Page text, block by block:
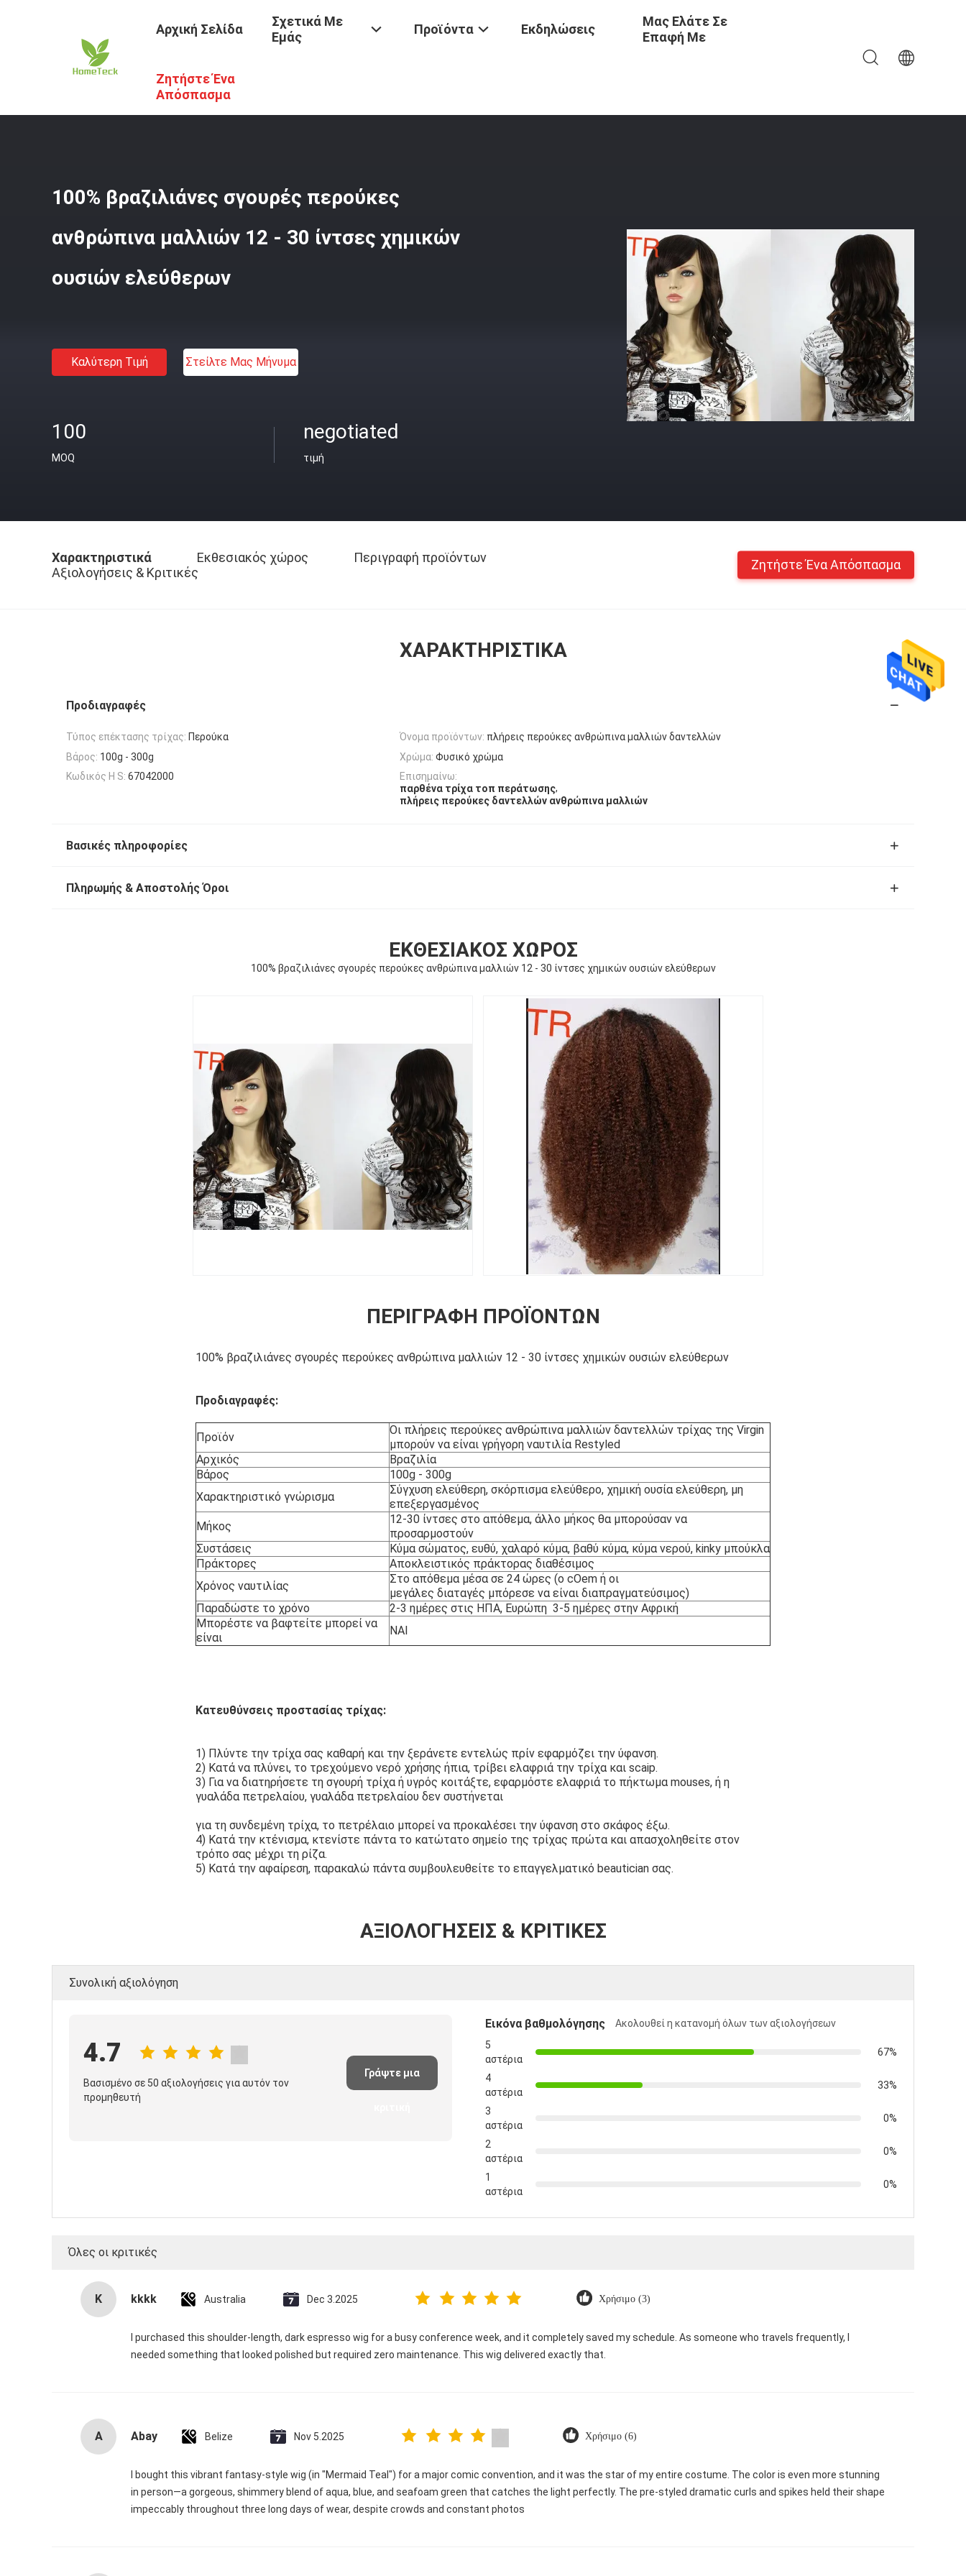
Αρχική Σελίδα
Σχετικά Με
Εμάς
Προϊόντα Εκδηλώσεις
Μας Ελάτε Σε
Επαφή Με
Ζητήστε Ένα
Απόσπασμα
Αρχική Σελίδα Προϊόντα / Περούκες Με Σγουρά Ανθρώπινα Μαλλιά
100% βραζιλιάνες σγουρές περούκες
ανθρώπινα μαλλιών 12 - 30 ίντσες χημικών
ουσιών ελεύθερων
Καλύτερη Τιμή Στείλτε Μας Μήνυμα
100
MOQ
negotiated
τιμή
Χαρακτηριστικά Εκθεσιακός χώρος
Περιγραφή προϊόντων
Αξιολογήσεις & Κριτικές
Ζητήστε Ένα Απόσπασμα
ΧΑΡΑΚΤΗΡΙΣΤΙΚΆ
Προδιαγραφές
Τύπος επέκτασης τρίχας: Περούκα Όνομα προϊόντων: πλήρεις περούκες ανθρώπινα μαλλιών δαντελλών
Βάρος: 100g - 300g Χρώμα: Φυσικό χρώμα
Κωδικός H S: 67042000
Επισημαίνω:
παρθένα τρίχα τοπ περάτωσης,
πλήρεις περούκες δαντελλών ανθρώπινα μαλλιών
Βασικές πληροφορίες
Πληρωμής & Αποστολής Όροι
ΕΚΘΕΣΙΑΚΌΣ ΧΏΡΟΣ
100% βραζιλιάνες σγουρές περούκες ανθρώπινα μαλλιών 12 - 30 ίντσες χημικών ουσιών ελεύθερων
ΠΕΡΙΓΡΑΦΉ ΠΡΟΪΌΝΤΩΝ
100% βραζιλιάνες σγουρές περούκες ανθρώπινα μαλλιών 12 - 30 ίντσες χημικών ουσιών ελεύθερων
Προδιαγραφές:
Προϊόν
Οι πλήρεις περούκες ανθρώπινα μαλλιών δαντελλών τρίχας της Virgin
μπορούν να είναι γρήγορη ναυτιλία Restyled
Αρχικός
Βραζιλία
Βάρος
100g - 300g
Χαρακτηριστικό γνώρισμα
Σύγχυση ελεύθερη, σκόρπισμα ελεύθερο, χημική ουσία ελεύθερη, μη
επεξεργασμένος
Μήκος
12-30 ίντσες στο απόθεμα, άλλο μήκος θα μπορούσαν να
προσαρμοστούν
Συστάσεις
Κύμα σώματος, ευθύ, χαλαρό κύμα, βαθύ κύμα, κύμα νερού, kinky μπούκλα
Πράκτορες
Αποκλειστικός πράκτορας διαθέσιμος
Χρόνος ναυτιλίας
Στο απόθεμα μέσα σε 24 ώρες (ο cOem ή οι
μεγάλες διαταγές μπόρεσε να είναι διαπραγματεύσιμος)
Παραδώστε το χρόνο
2-3 ημέρες στις ΗΠΑ, Ευρώπη 3-5 ημέρες στην Αφρική
Μπορέστε να βαφτείτε μπορεί να
είναι
ΝΑΙ
Κατευθύνσεις προστασίας τρίχας:
1) Πλύντε την τρίχα σας καθαρή και την ξεράνετε εντελώς πρίν εφαρμόζει την ύφανση.
2) Κατά να πλύνει, το τρεχούμενο νερό χρήσης ήπια, τρίβει ελαφριά την τρίχα και scaip.
3) Για να διατηρήσετε τη σγουρή τρίχα ή υγρός κοιτάξτε, εφαρμόστε ελαφριά το πήκτωμα mouses, ή η
γυαλάδα πετρελαίου, γυαλάδα πετρελαίου δεν συστήνεται
για τη συνδεμένη τρίχα, το πετρέλαιο μπορεί να προκαλέσει την ύφανση στο σκάφος έξω.
4) Κατά την κτένισμα, κτενίστε πάντα το κατώτατο σημείο της τρίχας πρώτα και απασχοληθείτε στον
τρόπο σας μέχρι τη ρίζα.
5) Κατά την αφαίρεση, παρακαλώ πάντα συμβουλευθείτε το επαγγελματικό beautician σας.
ΑΞΙΟΛΟΓΉΣΕΙΣ & ΚΡΙΤΙΚΈΣ
Συνολική αξιολόγηση
4.7
Βασισμένο σε 50 αξιολογήσεις για αυτόν τον
προμηθευτή
Γράψτε μια
Εικόνα βαθμολόγησης
Ακολουθεί η κατανομή όλων των αξιολογήσεων
5
αστέρια
67%
4
αστέρια
33%
3
αστέρια
0%
2
αστέρια
0%
1
αστέρια
0%
Όλες οι κριτικές
K kkkk Australia Dec 3.2025 Χρήσιμο (3)
I purchased this shoulder-length, dark espresso wig for a busy conference week, and it completely saved my schedule. As someone who travels frequently, I
needed something that looked polished but required zero maintenance. This wig delivered exactly that.
A Abay Belize Nov 5.2025 Χρήσιμο (6)
I bought this vibrant fantasy-style wig (in "Mermaid Teal") for a major comic convention, and it was the star of my entire costume. The color is even more stunning
in person—a gorgeous, shimmery blend of aqua, blue, and seafoam green that catches the light perfectly. The pre-styled dramatic curls and spikes held their shape
impeccably throughout three long days of wear, despite crowds and constant photos